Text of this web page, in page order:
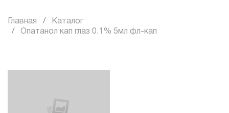
Главная
Каталог
Опатанол кап глаз 0.1% 5мл фл-кап